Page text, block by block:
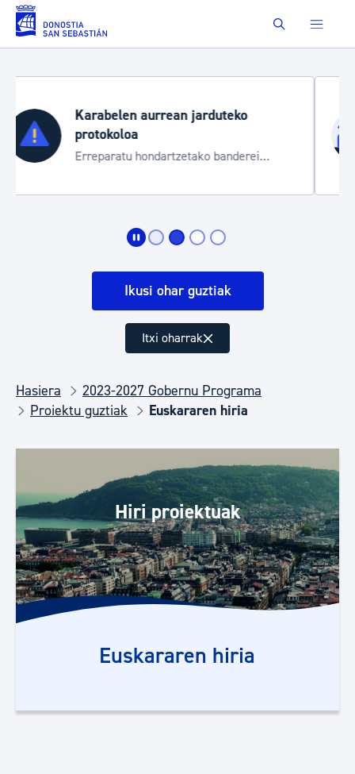
Eduki nagusira joan Buscar
Aste Nagusia 2026
Trafiko mozketak eta garraio zerbitzu
bereziak
Ikusi ohar guztiak
Itxi oharrak
Hasiera
2023-2027 Gobernu Programa
Proiektu guztiak
Euskararen hiria
Hiri proiektuak
Euskararen hiria